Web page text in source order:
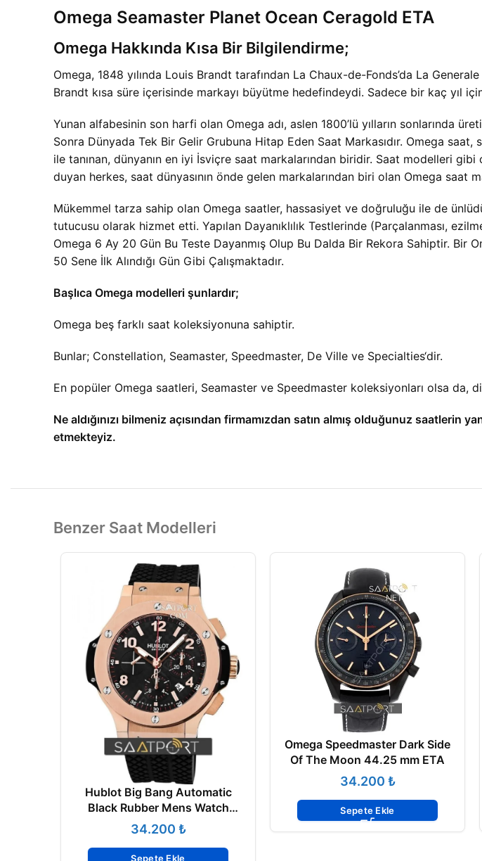
Omega Seamaster Planet Ocean Ceragold ETA
Omega Hakkında Kısa Bir Bilgilendirme;
Omega, 1848 yılında Louis Brandt tarafından La Chaux-de-Fonds’da La
Brandt kısa süre içerisinde markayı büyütme hedefindeydi. Sadece bir kaç yıl
Yunan alfabesinin son harfi olan Omega adı, aslen 1800’lü yılların sonlarında
Sonra Dünyada Tek Bir Gelir Grubuna Hitap Eden Saat Markasıdır. Omega
ile tanınan, dünyanın en iyi İsviçre saat markalarından biridir. Saat modelleri
duyan herkes, saat dünyasının önde gelen markalarından biri olan Omega saat
Mükemmel tarza sahip olan Omega saatler, hassasiyet ve doğruluğu ile de
tutucusu olarak hizmet etti. Yapılan Dayanıklılık Testlerinde (Parçalanması,
Omega 6 Ay 20 Gün Bu Teste Dayanmış Olup Bu Dalda Bir Rekora Sahiptir.
50 Sene İlk Alındığı Gün Gibi Çalışmaktadır.
Başlıca Omega modelleri şunlardır;
Omega beş farklı saat koleksiyonuna sahiptir.
Bunlar; Constellation, Seamaster, Speedmaster, De Ville ve Specialties‘dir.
En popüler Omega saatleri, Seamaster ve Speedmaster koleksiyonları olsa
Ne aldığınızı bilmeniz açısından firmamızdan satın almış olduğunuz
etmekteyiz.
Benzer Saat Modelleri
Hublot Big Bang Automatic
Black Rubber Mens Watch
341.PB.131.RX ETA
₺
Sepete Ekle
Omega Speedmaster Dark Side
Of The Moon 44.25 mm ETA
₺
Sepete Ekle